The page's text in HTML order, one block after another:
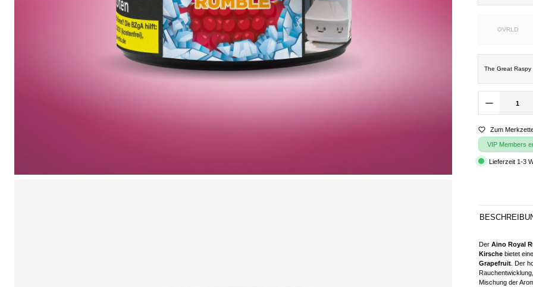
OVRLD
The Great Raspy
Zum
VIP Members
Lieferzeit 1-3
Der Aino Royal
Kirsche bietet
Grapefruit . Der
Mischung der